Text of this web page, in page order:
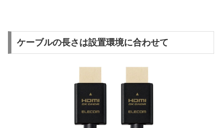
ケーブルの長さは設置環境に合わせて